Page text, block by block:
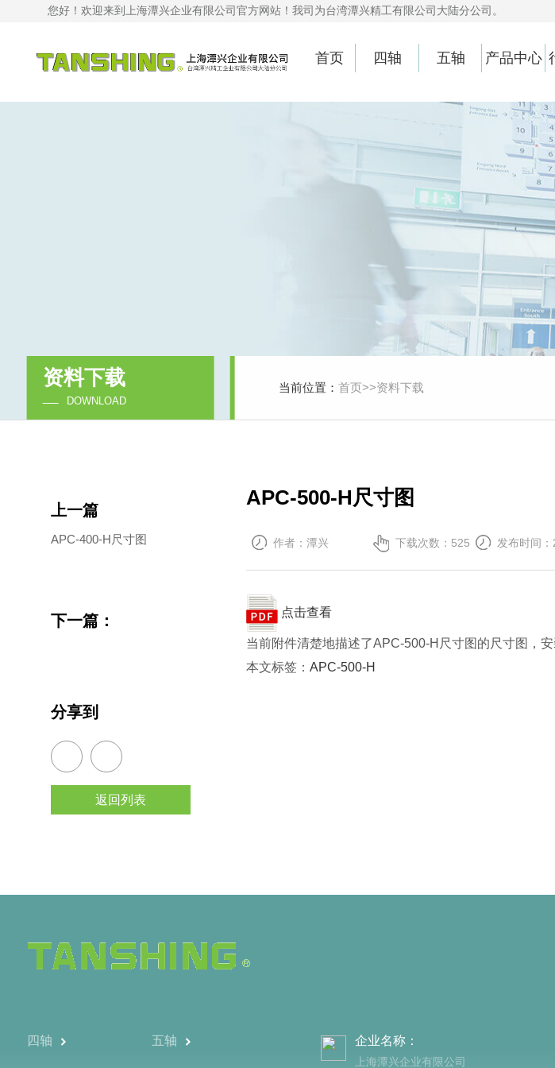
您好！欢迎来到上海潭兴企业有限公司官方网站！我司为台湾潭兴精工有限公司大陆分公司。
首页 四轴 五轴 产品中心
资料下载
DOWNLOAD
当前位置： 首页>>资料下载
APC-500-H尺寸图
作者：潭兴 下载次数：525 发布时间
点击查看
当前附件清楚地描述了APC-500-H尺寸图的尺寸图，
本文标签： APC-500-H
上一篇
APC-400-H尺寸图
下一篇：
分享到
返回列表
四轴 五轴 企业名称：
上海潭兴企业有限公司